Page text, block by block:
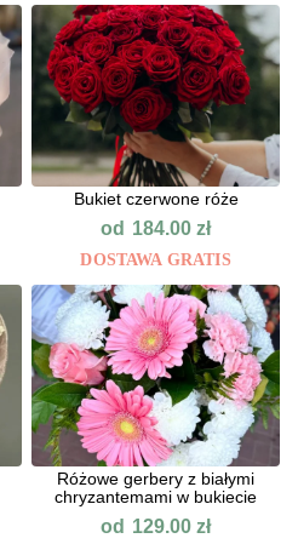
Bukiet czerwone róże
od 184.00zł
DOSTAWA GRATIS
Różowe gerbery z białymi
chryzantemami w bukiecie
od 129.00zł